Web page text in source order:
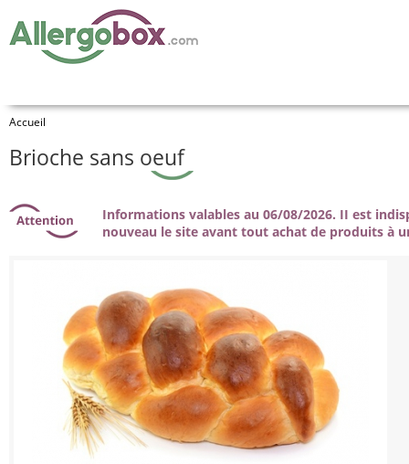
Accueil
Brioche sans oeuf
Informations valables au 06/08/2026. II est
nouveau le site avant tout achat de produits à